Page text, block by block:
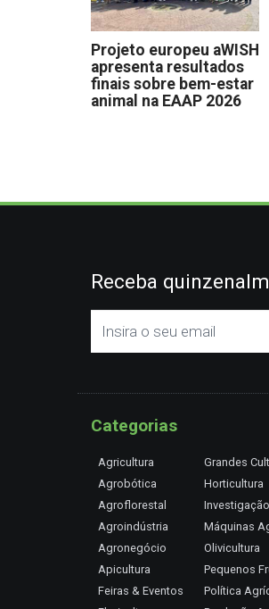
Projeto europeu aWISH
apresenta resultados
finais sobre bem-estar
animal na EAAP 2026
Receba
Categorias
Agricultura
Agrobótica
Agroflorestal
Agroindústria
Agronegócio
Apicultura
Feiras & Eventos
Grandes
Horticultura
Investigação
Máquinas
Olivicultura
Pequenos
Política